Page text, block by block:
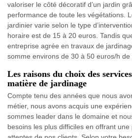
valoriser le côté décoratif d’un jardin
performance de toute les végétations.
jardinier varie selon le type
horaire est de 15 à 20 euros. Tandis
entreprise agrée en travaux de
somme environs de 30 à 50 euros/h de
Les raisons du choix des
matière de jardinage
Compte tenu des années que nous
métier, nous avons acquis une
sommes leader dans le domaine et
besoins les plus difficiles en offrant